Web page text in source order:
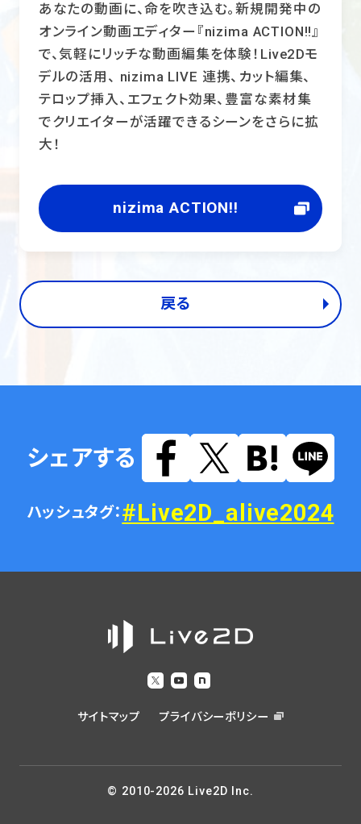
あなたの動画に、命を吹き込む。新規開発中の
オンライン動画エディター『nizima ACTION!!』
で、気軽にリッチな動画編集を体験！Live2Dモ
デルの活用、 nizima LIVE 連携、カット編集、
テロップ挿入、エフェクト効果、豊富な素材集
でクリエイターが活躍できるシーンをさらに拡
大！
nizima ACTION!!
戻る
シェアする
ハッシュタグ：#Live2D_alive2024
サイトマップ プライバシーポリシー
© 2010-2026 Live2D Inc.